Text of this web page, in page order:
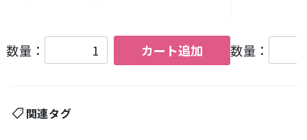
数量： カート追加 数量：
関連タグ